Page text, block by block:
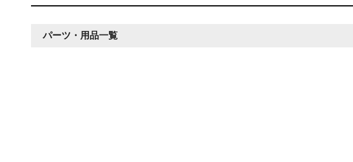
パーツ・用品一覧